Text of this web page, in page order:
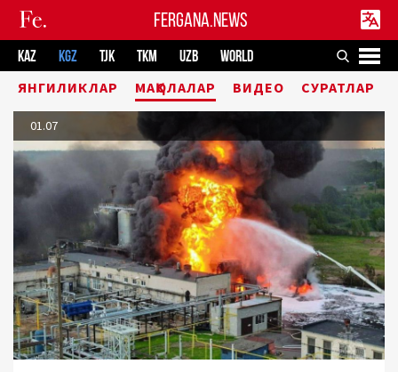
FERGANA.NEWS
KAZ KGZ TJK TKM UZB WORLD
ЯНГИЛИКЛАР МАҚОЛАЛАР ВИДЕО СУРАТЛАР
01.07